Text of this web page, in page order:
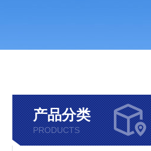
产品分类
PRODUCTS